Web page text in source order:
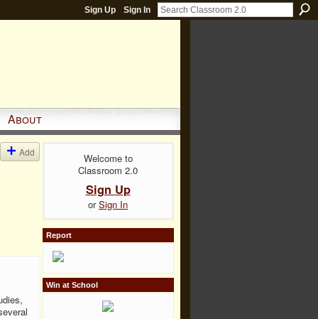
Sign Up Sign In
About
Add
Welcome to
Classroom 2.0
Sign Up
orSign In
Report
Win at School